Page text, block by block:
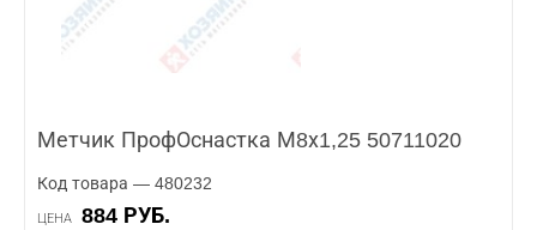
Метчик ПрофОснастка М8х1,25 50711020
Код товара — 480232
ЦЕНА 884 РУБ.